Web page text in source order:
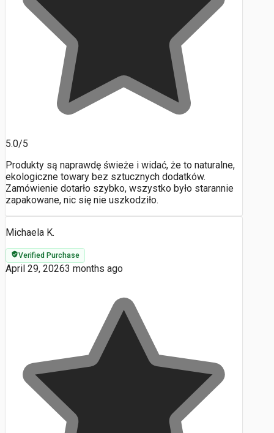
5.0/5
Produkty są naprawdę świeże i widać, że to naturalne,
ekologiczne towary bez sztucznych dodatków.
Zamówienie dotarło szybko, wszystko było starannie
zapakowane, nic się nie uszkodziło.
Michaela K.
Verified Purchase
April 29, 20263 months ago